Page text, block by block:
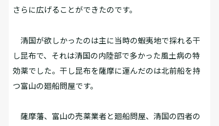
さらに広げることができたのです。
清国が欲しかったのは主に当時の蝦夷地で採れる干
し昆布で、それは清国の内陸部で多かった風土病の特
効薬でした。干し昆布を薩摩に運んだのは北前船を持
つ富山の廻船問屋です。
薩摩藩、富山の売薬業者と廻船問屋、清国の四者の